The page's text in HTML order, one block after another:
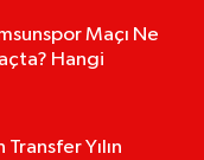
Maçı Ne
Hangi
Transfer Yılın